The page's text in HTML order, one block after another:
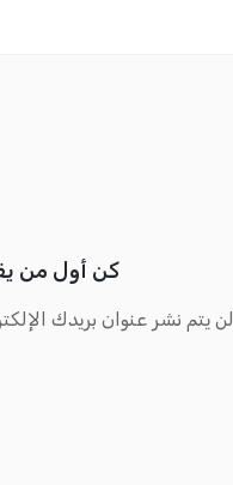
كن أول من
لن يتم نشر عنوان بريدك